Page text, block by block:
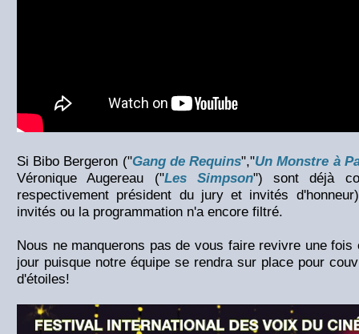
Si Bibo Bergeron ("Gang de Requins","Un Monstre à
Véronique Augereau ("Les Simpson") sont déjà
respectivement président du jury et invités
invités ou la programmation n'a encore filtré.
Nous ne manquerons pas de vous faire revivre une
jour puisque notre équipe se rendra sur place pour
d'étoiles!